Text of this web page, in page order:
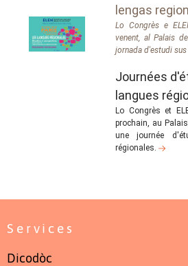
lengas
Lo Congrès e
venent, al Palais
jornada d'estudi
Journées
langues
Lo Congrès et
prochain, au
une journée
régionales.
Services
Dicodòc